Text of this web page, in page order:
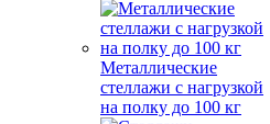
Металлические
стеллажи с нагрузкой
на полку до 100 кг